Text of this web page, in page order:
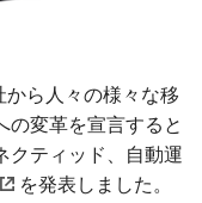
から人々の様々な移
の変革を宣言すると
クティッド、自動運
を発表しました。